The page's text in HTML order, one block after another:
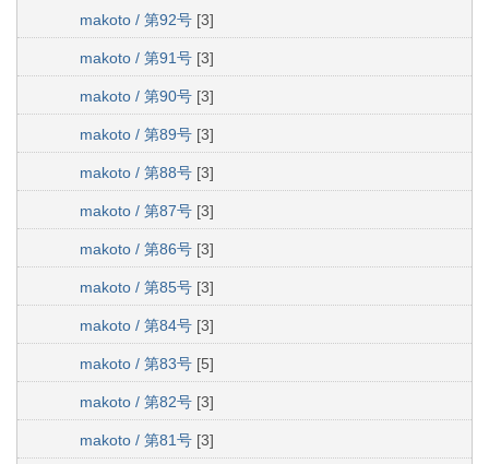
makoto / 第92号 [3]
makoto / 第91号 [3]
makoto / 第90号 [3]
makoto / 第89号 [3]
makoto / 第88号 [3]
makoto / 第87号 [3]
makoto / 第86号 [3]
makoto / 第85号 [3]
makoto / 第84号 [3]
makoto / 第83号 [5]
makoto / 第82号 [3]
makoto / 第81号 [3]